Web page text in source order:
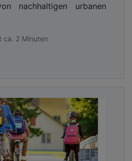
nachhaltigen urbanen
ca. 2 Minuten